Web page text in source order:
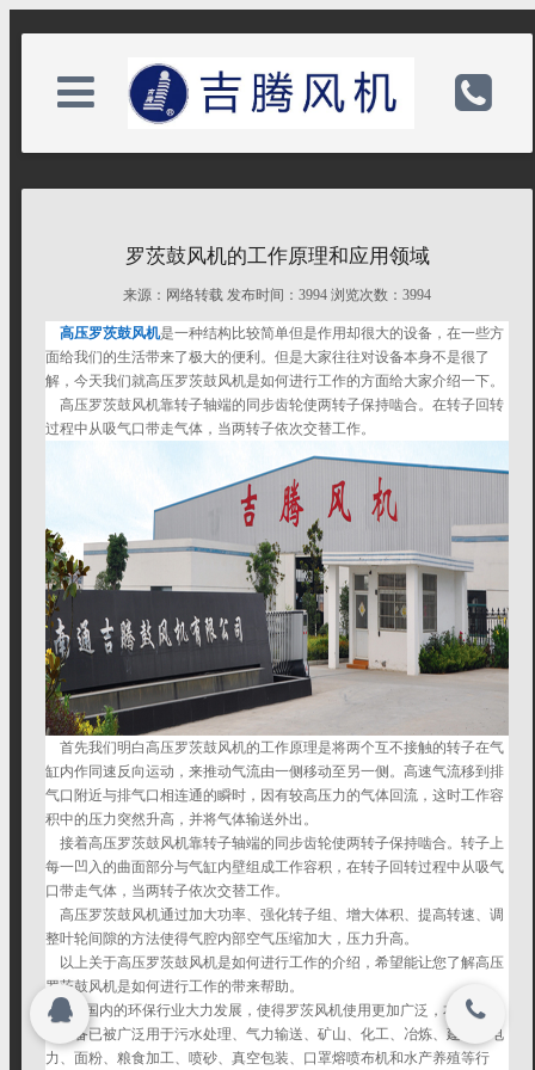
产品中心
资料下载
留言信息
搜索
登录 注册
手机：13912239408
邮箱：13912239408@163.com
备案号：
网址：http://192.168.0.2:8080
联系我们
关闭
© 2015-2026
版权所有 ©2015-2020
罗茨鼓风机的工作原理和应用领域
来源：网络转载 发布时间：3994 浏览次数：3994
高压罗茨鼓风机是一种结构比较简单但是作用却很大的设备，在一些方
面给我们的生活带来了极大的便利。但是大家往往对设备本身不是很了
解，今天我们就高压罗茨鼓风机是如何进行工作的方面给大家介绍一下。
高压罗茨鼓风机靠转子轴端的同步齿轮使两转子保持啮合。在转子回转
过程中从吸气口带走气体，当两转子依次交替工作。
首先我们明白高压罗茨鼓风机的工作原理是将两个互不接触的转子在气
缸内作同速反向运动，来推动气流由一侧移动至另一侧。高速气流移到排
气口附近与排气口相连通的瞬时，因有较高压力的气体回流，这时工作容
积中的压力突然升高，并将气体输送外出。
接着高压罗茨鼓风机靠转子轴端的同步齿轮使两转子保持啮合。转子上
每一凹入的曲面部分与气缸内壁组成工作容积，在转子回转过程中从吸气
口带走气体，当两转子依次交替工作。
高压罗茨鼓风机通过加大功率、强化转子组、增大体积、提高转速、调
整叶轮间隙的方法使得气腔内部空气压缩加大，压力升高。
以上关于高压罗茨鼓风机是如何进行工作的介绍，希望能让您了解高压
罗茨鼓风机是如何进行工作的带来帮助。
由于国内的环保行业大力发展，使得罗茨风机使用更加广泛，本公司经
营设备已被广泛用于污水处理、气力输送、矿山、化工、冶炼、建材、电
力、面粉、粮食加工、喷砂、真空包装、口罩熔喷布机和水产养殖等行